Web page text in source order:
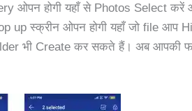
ओपन होगी यहाँ से Photos Select करें
up स्क्रीन ओपन होगी यहाँ जो file आप
भी Create कर सकते हैं। अब आपकी